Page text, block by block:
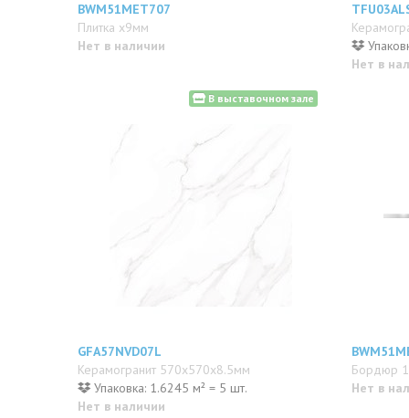
BWM51MET707
Плитка x9мм
Нет в наличии
Нет в
В выставочном зале
GFA57NVD07L
Керамогранит 570x570x8.5мм
Упаковка: 1.6245 м² = 5 шт.
Нет в наличии
Бордюр
Нет в